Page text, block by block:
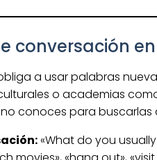
conversación
a usar palabras
o academias
conoces para buscarlas
«What do you